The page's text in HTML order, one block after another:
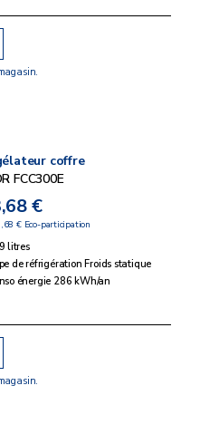
coffre
FCC300E
€
€ Eco-participation
litres
de réfrigération Froids statique
énergie 286 kWh/an